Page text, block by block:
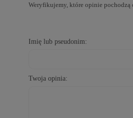
Weryfikujemy, które opinie
Imię lub pseudonim:
Twoja opinia: